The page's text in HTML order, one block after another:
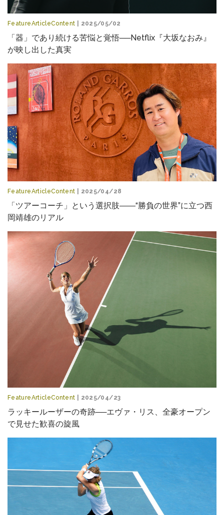
FeatureArticleContent | 2025/05/02
「器」であり続ける苦悩と覚悟──Netflix『大坂なおみ』
が映し出した真実
FeatureArticleContent | 2025/04/28
「ツアーコーチ」という選択肢――“勝負の世界”に立つ西
岡靖雄のリアル
FeatureArticleContent | 2025/04/23
ラッキールーザーの奇跡──エヴァ・リス、全豪オープン
で見せた歓喜の旋風